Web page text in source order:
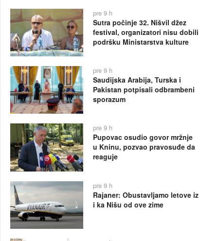
pre 9 h
Sutra počinje 32. Nišvil džez
festival, organizatori nisu dobili
podršku Ministarstva kulture
pre 9 h
Saudijska Arabija, Turska i
Pakistan potpisali odbrambeni
sporazum
pre 9 h
Pupovac osudio govor mržnje
u Kninu, pozvao pravosuđe da
reaguje
pre 9 h
Rajaner: Obustavljamo letove iz
i ka Nišu od ove zime